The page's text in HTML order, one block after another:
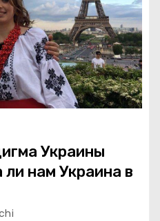
Украины
нам Украина в